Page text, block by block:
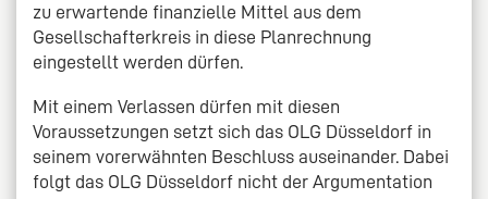
zu erwartende finanzielle Mittel aus dem
Gesellschafterkreis in diese Planrechnung
eingestellt werden dürfen.
Mit einem Verlassen dürfen mit diesen
Voraussetzungen setzt sich das OLG Düsseldorf in
seinem vorerwähnten Beschluss auseinander. Dabei
folgt das OLG Düsseldorf nicht der Argumentation